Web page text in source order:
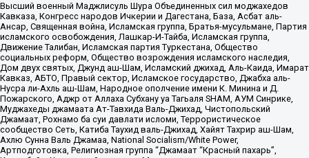
Высший военный Маджлисуль Шура Объединенных сил моджахедов
Кавказа, Конгресс народов Ичкерии и Дагестана, База, Асбат аль-
Ансар, Священная война, Исламская группа, Братья-мусульмане, Партия
исламского освобождения, Лашкар-И-Тайба, Исламская группа,
Движение Талибан, Исламская партия Туркестана, Общество
социальных реформ, Общество возрождения исламского наследия,
Дом двух святых, Джунд аш-Шам, Исламский джихад, Аль-Каида, Имарат
Кавказ, АБТО, Правый сектор, Исламское государство, Джабха аль-
Нусра ли-Ахль аш-Шам, Народное ополчение имени К. Минина и Д.
Пожарского, Аджр от Аллаха Субхану уа Тагьаля SHAM, АУМ Синрике,
Муджахеды джамаата Ат-Тавхида Валь-Джихад, Чистопольский
Джамаат, Рохнамо ба суи давлати исломи, Террористическое
сообщество Сеть, Катиба Таухид валь-Джихад, Хайят Тахрир аш-Шам,
Ахлю Сунна Валь Джамаа, National Socialism/White Power,
Артподготовка, Религиозная группа “Джамаат “Красный пахарь”,